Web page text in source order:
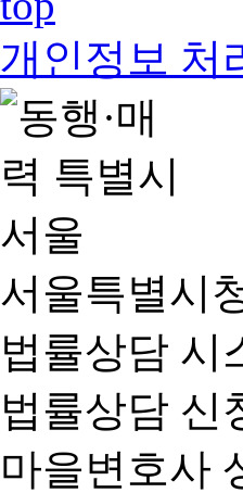
개인정보 처
서울특별시
법률상담 시
법률상담 신
마을변호사